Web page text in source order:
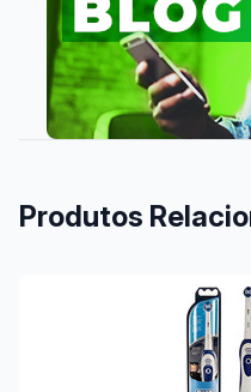
Produtos